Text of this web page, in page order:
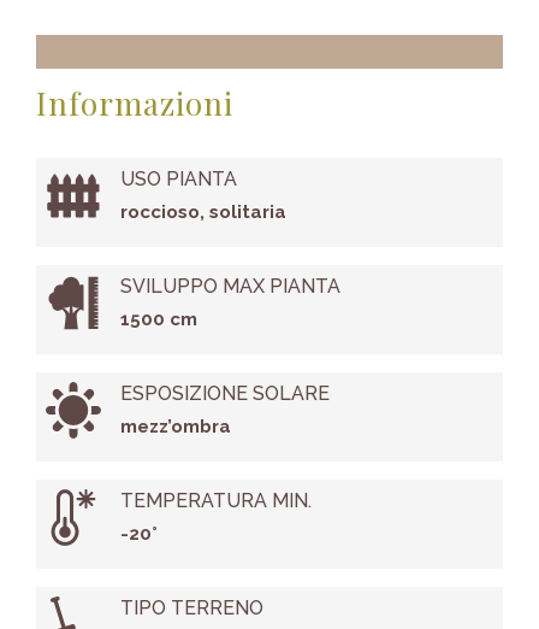
Informazioni
USO PIANTA
roccioso, solitaria
SVILUPPO MAX PIANTA
1500 cm
ESPOSIZIONE SOLARE
mezz’ombra
TEMPERATURA MIN.
-20°
TIPO TERRENO